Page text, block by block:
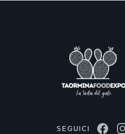
SEGUICI